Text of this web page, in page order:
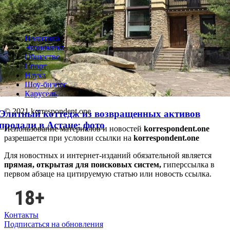
коттедж из возвращенных активов
в Астане: фото
Политика
Экономика
Общество
Спорт
Наука
Шоу-бизнес
Карусель
© 2021 korrespondent.one
Использование материалов и новостей korrespondent.one
разрешается при условии ссылки на korrespondent.one
Для новостных и интернет-изданий обязательной является
прямая, открытая для поисковых систем, гиперссылка в
первом абзаце на цитируемую статью или новость ссылка.
Контакты
Подписаться на обновления